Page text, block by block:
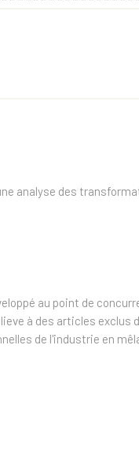
analyse des
au point de
à des articles
de l'industrie en